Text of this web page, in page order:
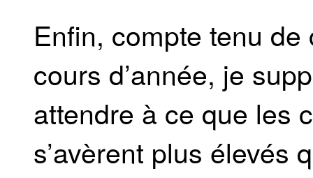
Enfin, compte tenu
cours d’année, je
attendre à ce que les
s’avèrent plus élevés